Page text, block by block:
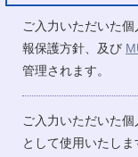
ご入力いただいた
報保護方針、及び
管理されます。
ご入力いただいた
として使用いたし